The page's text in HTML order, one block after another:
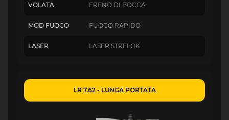
VOLATA FRENO DI BOCCA
MOD FUOCO FUOCO RAPIDO
LASER LASER STRELOK
LR 7.62 - LUNGA PORTATA